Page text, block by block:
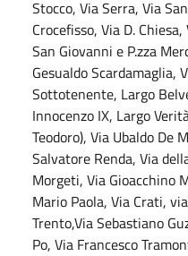
Stocco, Via Serra, Via
Crocefisso, Via D.
San Giovanni e P.zza
Gesualdo Scardamaglia,
Sottotenente, Largo
Innocenzo IX, Largo
Teodoro), Via Ubaldo De
Salvatore Renda, Via
Morgeti, Via Gioacchino
Mario Paola, Via Crati,
Trento,Via Sebastiano
Po, Via Francesco